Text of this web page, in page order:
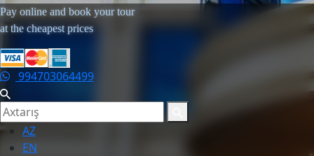
Pay online and book your tour
at the cheapest prices
994703064499
AZ
EN